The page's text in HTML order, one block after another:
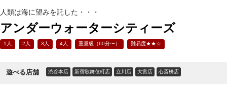
人類は海に望みを託した・・・
アンダーウォーターシティーズ
1人 2人 3人 4人 重量級（60分〜） 難易度★★☆
遊べる店舗 渋谷本店 新宿歌舞伎町店 立川店 大宮店 心斎橋店